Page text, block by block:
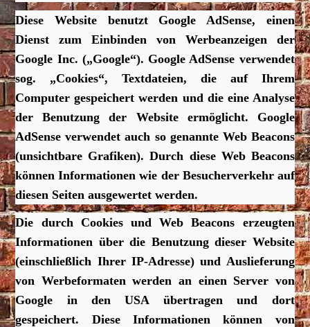
Diese Website benutzt Google AdSense, einen
Dienst zum Einbinden von Werbeanzeigen der
Google Inc. („Google“). Google AdSense verwendet
sog. „Cookies“, Textdateien, die auf Ihrem
Computer gespeichert werden und die eine Analyse
der Benutzung der Website ermöglicht. Google
AdSense verwendet auch so genannte Web Beacons
(unsichtbare Grafiken). Durch diese Web Beacons
können Informationen wie der Besucherverkehr auf
diesen Seiten ausgewertet werden.
Die durch Cookies und Web Beacons erzeugten
Informationen über die Benutzung dieser Website
(einschließlich Ihrer IP-Adresse) und Auslieferung
von Werbeformaten werden an einen Server von
Google in den USA übertragen und dort
gespeichert. Diese Informationen können von